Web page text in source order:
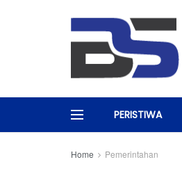
PERISTIWA
Home Pemerintahan